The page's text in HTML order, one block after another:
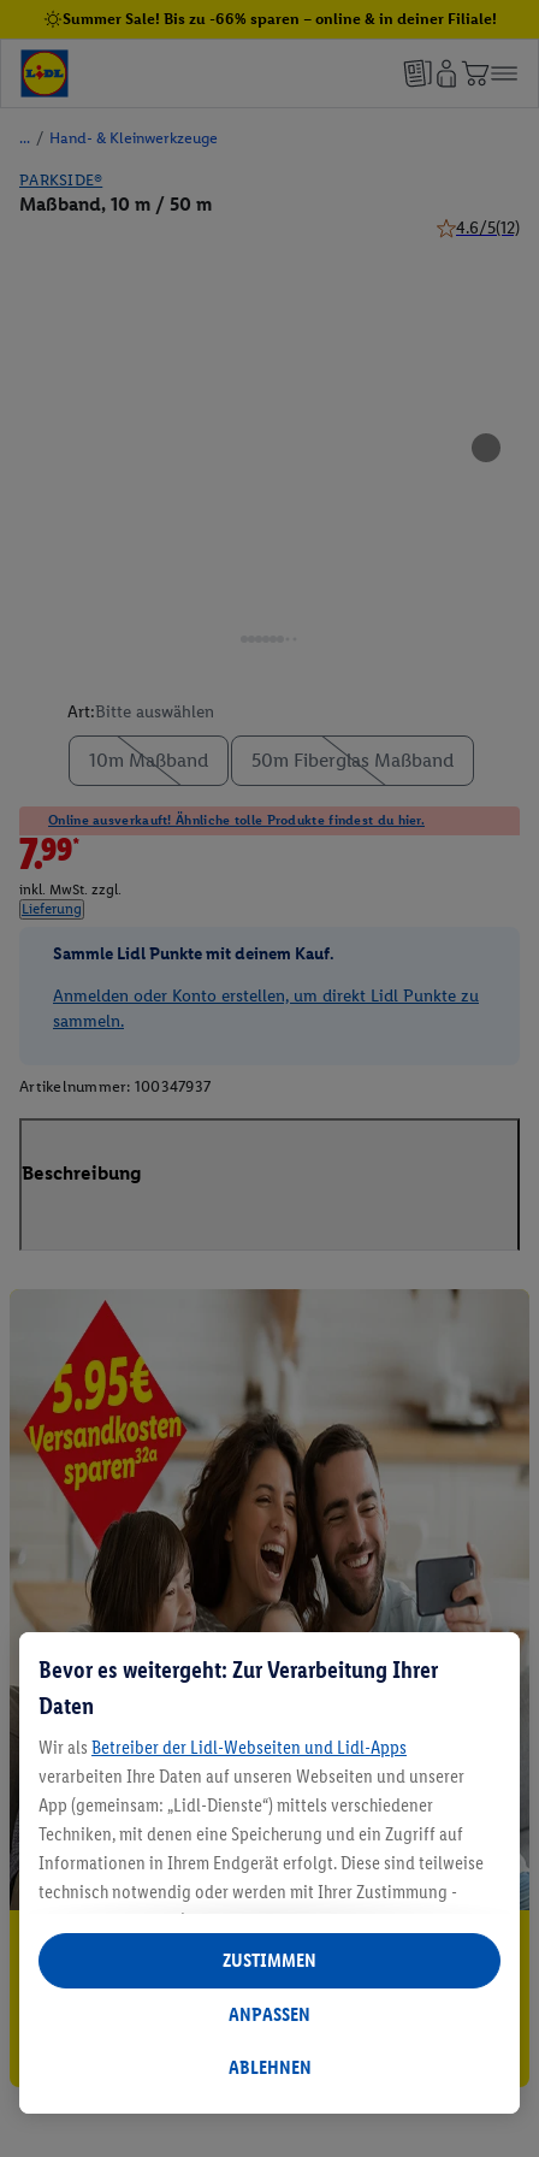
Summer Sale! Bis zu -66% sparen – online & in deiner Filiale!
/ Hand- & Kleinwerkzeuge
PARKSIDE®
Maßband, 10 m / 50 m
4.6/5(12)
Art:Bitte auswählen
10m Maßband 50m Fiberglas Maßband
Online ausverkauft! Ähnliche tolle Produkte findest du hier.
7.99*
inkl. MwSt. zzgl.
Lieferung
Sammle Lidl Punkte mit deinem Kauf.
Anmelden oder Konto erstellen, um direkt Lidl Punkte zu
sammeln.
Artikelnummer: 100347937
Beschreibung
5.95 € Versand sparen³²ᵃ
Jetzt zum Newsletter anmelden
Bevor es weitergeht: Zur Verarbeitung Ihrer
Daten
Wir als Betreiber der Lidl-Webseiten und Lidl-Apps
verarbeiten Ihre Daten auf unseren Webseiten und unserer
App (gemeinsam: „Lidl-Dienste“) mittels verschiedener
Techniken, mit denen eine Speicherung und ein Zugriff auf
Informationen in Ihrem Endgerät erfolgt. Diese sind teilweise
technisch notwendig oder werden mit Ihrer Zustimmung -
auch durch Partner (u.a.
Verantwortliche; im Zusammenhang mit dem IAB TCF
insgesamt
Statistik-Erstellung oder für personalisierte Werbung
Datenverarbeitungen für personalisierte Werbung werden
ABLEHNEN
ANPASSEN
ZUSTIMMEN